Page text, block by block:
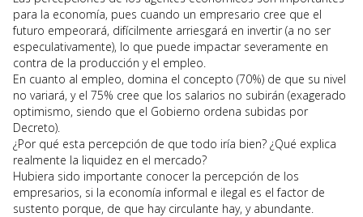
para la economía, pues cuando un empresario cree que el
futuro empeorará, difícilmente arriesgará en invertir (a no ser
especulativamente), lo que puede impactar severamente en
contra de la producción y el empleo.
En cuanto al empleo, domina el concepto (70%) de que su nivel
no variará, y el 75% cree que los salarios no subirán (exagerado
optimismo, siendo que el Gobierno ordena subidas por
Decreto).
¿Por qué esta percepción de que todo iría bien? ¿Qué explica
realmente la liquidez en el mercado?
Hubiera sido importante conocer la percepción de los
empresarios, si la economía informal e ilegal es el factor de
sustento porque, de que hay circulante hay, y abundante.